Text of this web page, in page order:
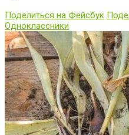
Поделиться на Фейсбук
Одноклассники